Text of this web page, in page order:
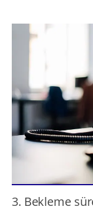
3. Bekleme